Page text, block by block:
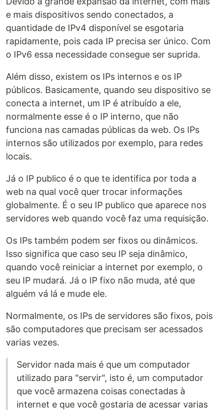
e mais dispositivos sendo conectados, a
quantidade de IPv4 disponível se esgotaria
rapidamente, pois cada IP precisa ser único. Com
o IPv6 essa necessidade consegue ser suprida.
Além disso, existem os IPs internos e os IP
públicos. Basicamente, quando seu dispositivo se
conecta a internet, um IP é atribuído a ele,
normalmente esse é o IP interno, que não
funciona nas camadas públicas da web. Os IPs
internos são utilizados por exemplo, para redes
locais.
Já o IP publico é o que te identifica por toda a
web na qual você quer trocar informações
globalmente. É o seu IP publico que aparece nos
servidores web quando você faz uma requisição.
Os IPs também podem ser fixos ou dinâmicos.
Isso significa que caso seu IP seja dinâmico,
quando você reiniciar a internet por exemplo, o
seu IP mudará. Já o IP fixo não muda, até que
alguém vá lá e mude ele.
Normalmente, os IPs de servidores são fixos, pois
são computadores que precisam ser acessados
varias vezes.
Servidor nada mais é que um computador
utilizado para "servir", isto é, um computador
que você armazena coisas conectadas à
internet e que você gostaria de acessar varias